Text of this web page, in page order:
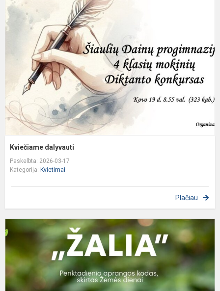
Kviečiame dalyvauti​
Paskelbta: 2026-03-17
Kategorija: Kvietimai
Plačiau